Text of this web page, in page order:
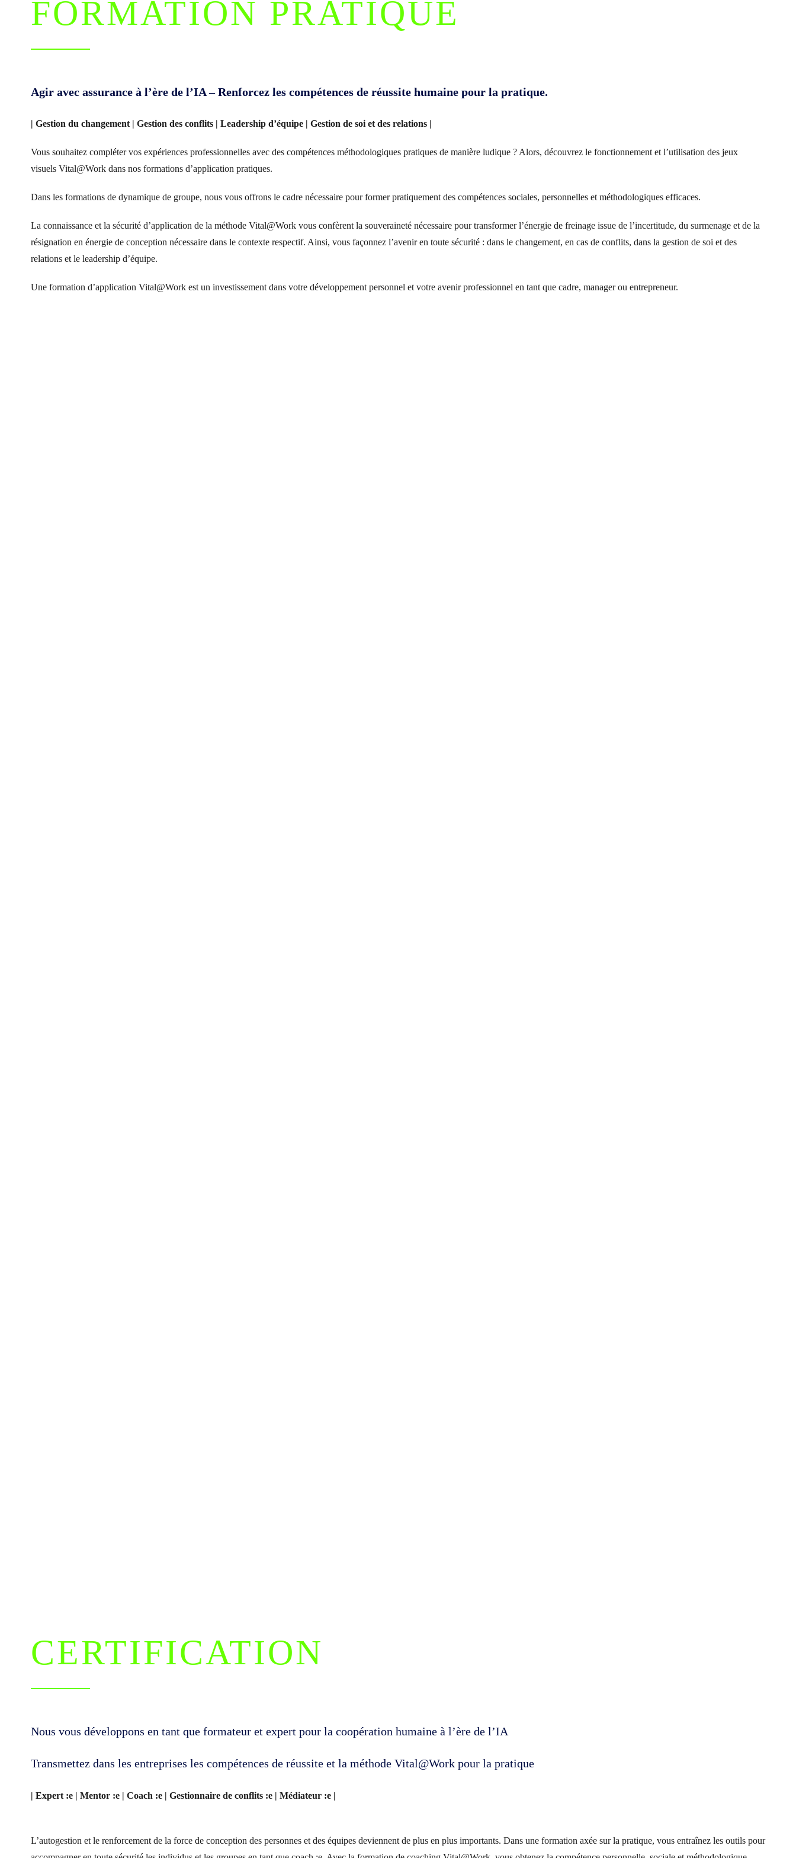
FORMATION PRATIQUE
Agir avec assurance à l’ère de l’IA – Renforcez les compétences de réussite humaine pour la pratique.
| Gestion du changement | Gestion des conflits | Leadership d’équipe | Gestion de soi et des relations |
Vous souhaitez compléter vos expériences professionnelles avec des compétences méthodologiques pratiques de manière ludique ? Alors, découvrez le fonctionnement et l’utilisation des jeux
visuels Vital@Work dans nos formations d’application pratiques.
Dans les formations de dynamique de groupe, nous vous offrons le cadre nécessaire pour former pratiquement des compétences sociales, personnelles et méthodologiques efficaces.
La connaissance et la sécurité d’application de la méthode Vital@Work vous confèrent la souveraineté nécessaire pour transformer l’énergie de freinage issue de l’incertitude, du surmenage et de la
résignation en énergie de conception nécessaire dans le contexte respectif. Ainsi, vous façonnez l’avenir en toute sécurité : dans le changement, en cas de conflits, dans la gestion de soi et des
relations et le leadership d’équipe.
Une formation d’application Vital@Work est un investissement dans votre développement personnel et votre avenir professionnel en tant que cadre, manager ou entrepreneur.
CERTIFICATION
Nous vous développons en tant que formateur et expert pour la coopération humaine à l’ère de l’IA
Transmettez dans les entreprises les compétences de réussite et la méthode Vital@Work pour la pratique
| Expert :e | Mentor :e | Coach :e | Gestionnaire de conflits :e | Médiateur :e |
L’autogestion et le renforcement de la force de conception des personnes et des équipes deviennent de plus en plus importants. Dans une formation axée sur la pratique, vous entraînez les outils pour